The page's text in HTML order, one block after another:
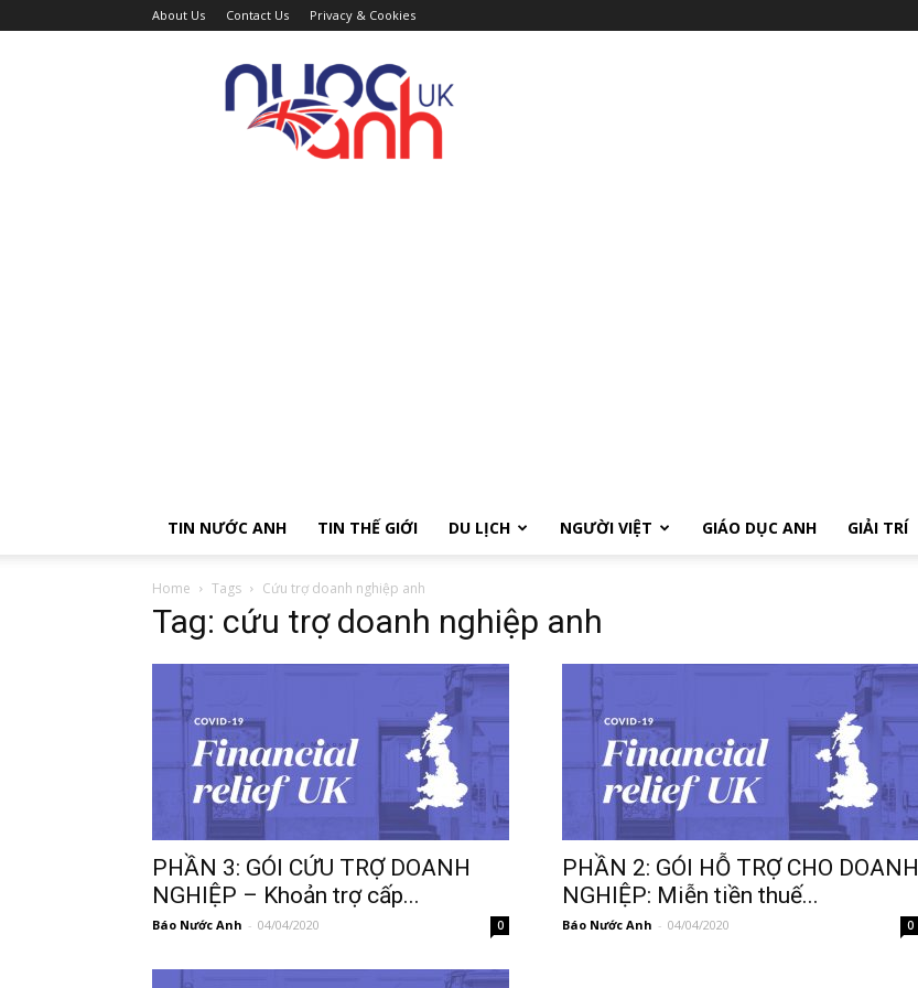
About Us Contact Us Privacy & Cookies
Trang
Tin
Tức
Nước
Anh
TIN NƯỚC ANH TIN THẾ GIỚI DU LỊCH NGƯỜI VIỆT GIÁO DỤC ANH GIẢI TRÍ
Home Tags Cứu trợ doanh nghiệp anh
Tag: cứu trợ doanh nghiệp anh
PHẦN 3: GÓI CỨU TRỢ DOANH
NGHIỆP – Khoản trợ cấp...
Báo Nước Anh - 04/04/2020 0
PHẦN 2: GÓI HỖ TRỢ CHO DOANH
NGHIỆP: Miễn tiền thuế...
Báo Nước Anh - 04/04/2020 0